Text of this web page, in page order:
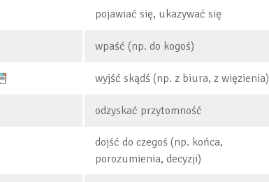
pojawiać się, ukazywać się
wpaść (np. do kogoś)
wyjść skądś (np. z biura, z więzienia)
odzyskać przytomność
dojść do czegoś (np. końca,
porozumienia, decyzji)